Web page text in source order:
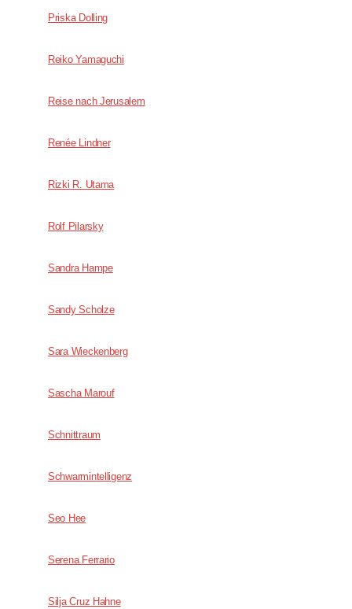
Priska Dolling
Reiko Yamaguchi
Reise nach Jerusalem
Renée ­Lindner
Rizki R. Utama
Rolf Pilarsky
Sandra Hampe
Sandy Scholze
Sara Wieckenberg
Sascha Marouf
Schnittraum
Schwarmintelligenz
Seo Hee
Serena Ferrario
Silja Cruz Hahne